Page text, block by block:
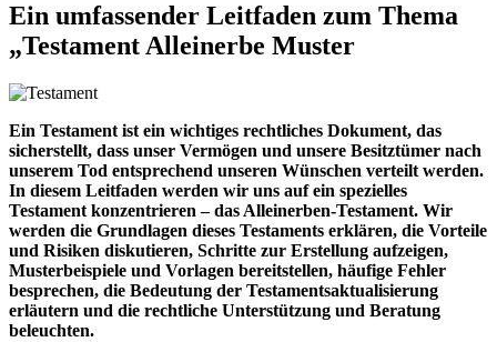
Ein umfassender Leitfaden zum Thema
„Testament Alleinerbe Muster
Ein Testament ist ein wichtiges rechtliches Dokument, das
sicherstellt, dass unser Vermögen und unsere Besitztümer nach
unserem Tod entsprechend unseren Wünschen verteilt werden.
In diesem Leitfaden werden wir uns auf ein spezielles
Testament konzentrieren – das Alleinerben-Testament. Wir
werden die Grundlagen dieses Testaments erklären, die Vorteile
und Risiken diskutieren, Schritte zur Erstellung aufzeigen,
Musterbeispiele und Vorlagen bereitstellen, häufige Fehler
besprechen, die Bedeutung der Testamentsaktualisierung
erläutern und die rechtliche Unterstützung und Beratung
beleuchten.